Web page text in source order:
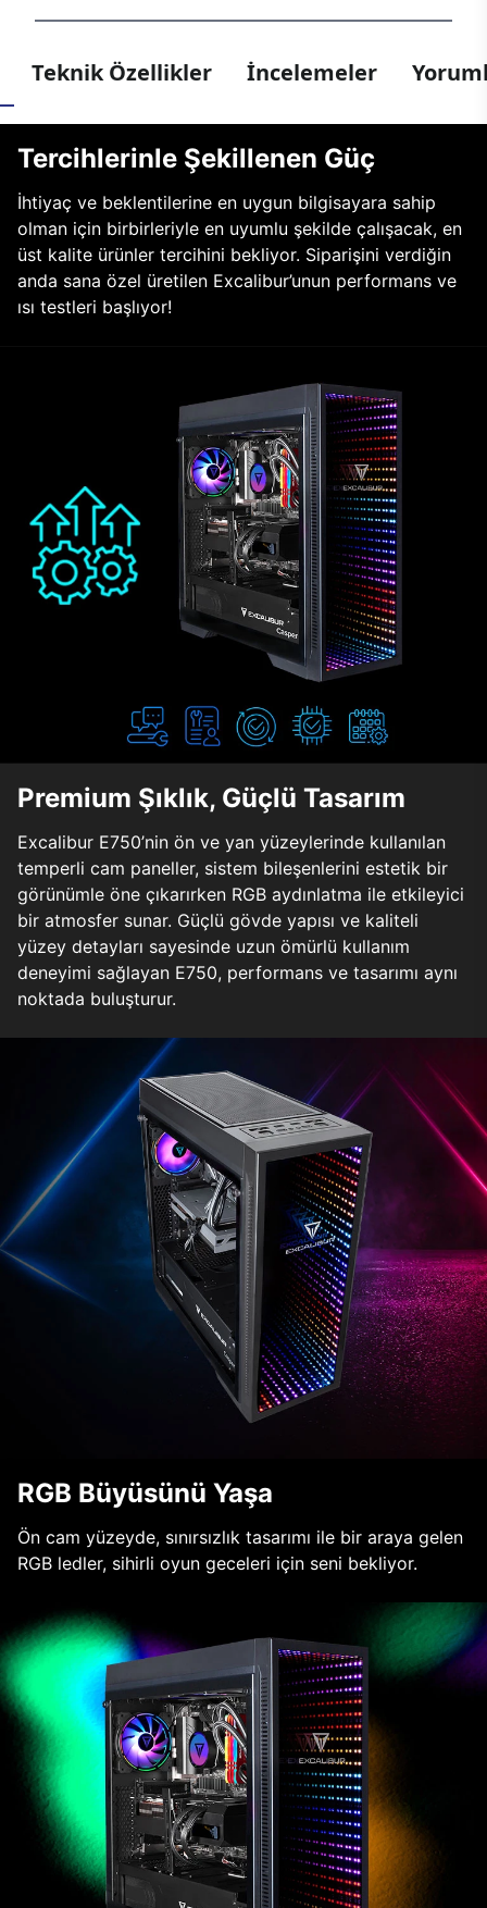
Teknik Özellikler İncelemeler
Tercihlerinle Şekillenen Güç
İhtiyaç ve beklentilerine en uygun bilgisayara sahip
olman için birbirleriyle en uyumlu şekilde çalışacak, en
üst kalite ürünler tercihini bekliyor. Siparişini verdiğin
anda sana özel üretilen Excalibur’unun performans ve
ısı testleri başlıyor!
Premium Şıklık, Güçlü Tasarım
Excalibur E750’nin ön ve yan yüzeylerinde kullanılan
temperli cam paneller, sistem bileşenlerini estetik bir
görünümle öne çıkarırken RGB aydınlatma ile etkileyici
bir atmosfer sunar. Güçlü gövde yapısı ve kaliteli
yüzey detayları sayesinde uzun ömürlü kullanım
deneyimi sağlayan E750, performans ve tasarımı aynı
noktada buluşturur.
RGB Büyüsünü Yaşa
Ön cam yüzeyde, sınırsızlık tasarımı ile bir araya gelen
RGB ledler, sihirli oyun geceleri için seni bekliyor.